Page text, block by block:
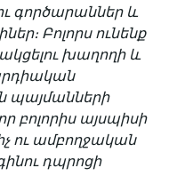
գործարաններ և
Բոլորս ունենք
խաղողի և
պայմանների
բոլորիս այսպիսի
ու ամբողջական
դպրոցի